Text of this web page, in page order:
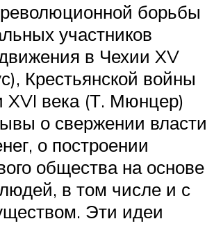
борьбы
участников
движения в Чехии XV
Крестьянской войны
XVI века (Т. Мюнцер)
о свержении власти
о построении
общества на основе
в том числе и с
Эти идеи